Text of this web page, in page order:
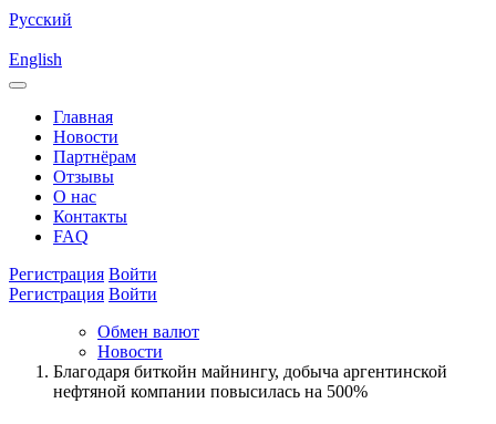
Русский
English
Главная
Новости
Партнёрам
Отзывы
О нас
Контакты
FAQ
Регистрация Войти
Регистрация Войти
Обмен валют
Новости
Благодаря биткойн майнингу, добыча аргентинской
нефтяной компании повысилась на 500%